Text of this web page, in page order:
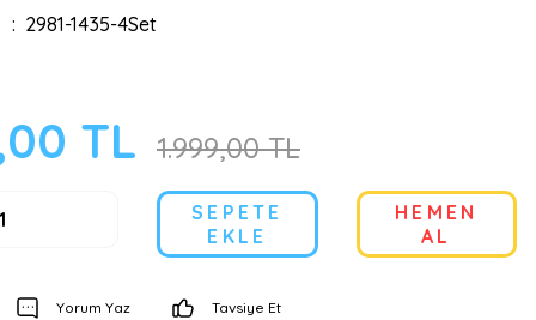
2981-1435-4Set
TL 1.999,00 TL
SEPETE
EKLE
HEMEN
AL
Yorum Yaz Tavsiye Et